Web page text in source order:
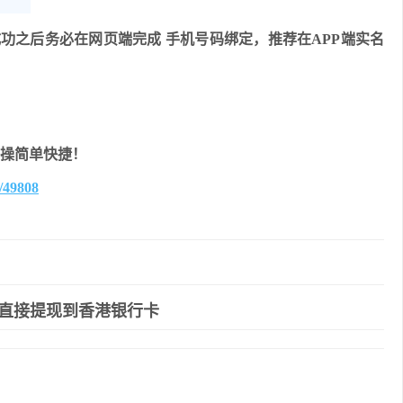
之后务必在网页端完成 手机号码绑定，推荐在APP端实名
简单快捷！
接提现到香港银行卡